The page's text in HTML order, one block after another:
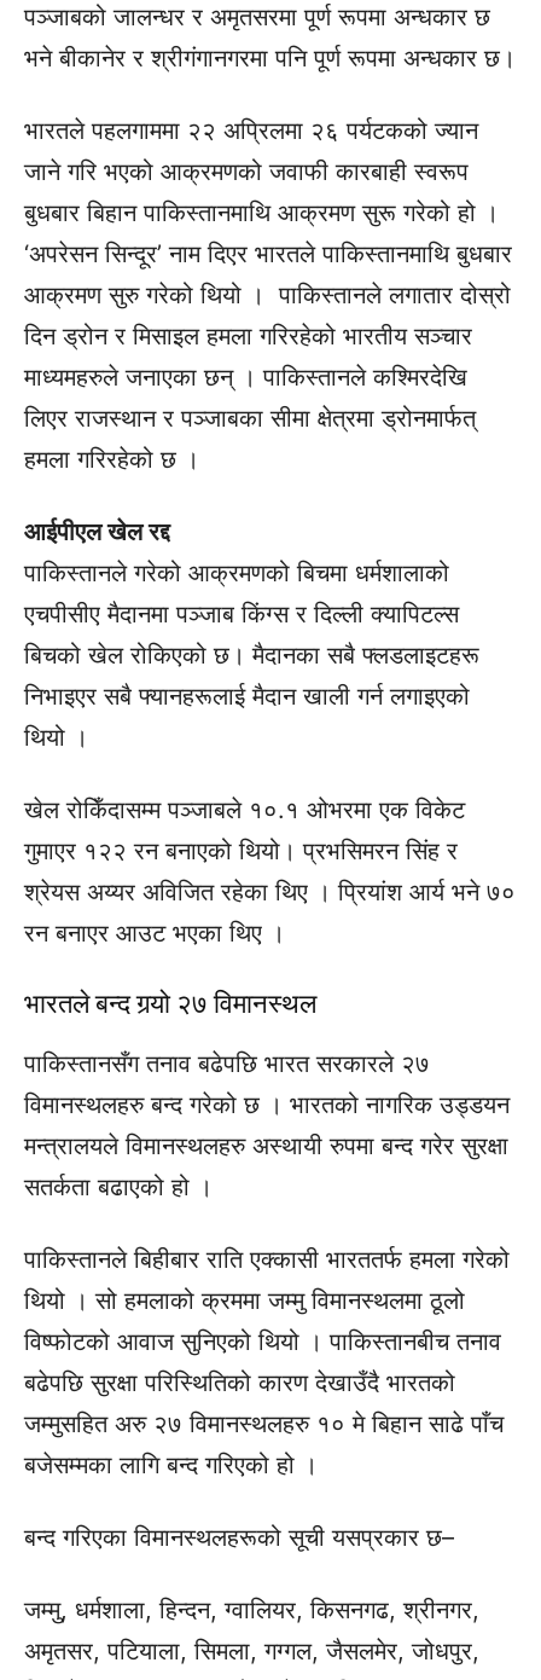
पञ्जाबको जालन्धर र अमृतसरमा पूर्ण रूपमा अन्धकार छ
भने बीकानेर र श्रीगंगानगरमा पनि पूर्ण रूपमा अन्धकार छ।
भारतले पहलगाममा २२ अप्रिलमा २६ पर्यटकको ज्यान
जाने गरि भएको आक्रमणको जवाफी कारबाही स्वरूप
बुधबार बिहान पाकिस्तानमाथि आक्रमण सुरू गरेको हो ।
‘अपरेसन सिन्दूर’ नाम दिएर भारतले पाकिस्तानमाथि बुधबार
आक्रमण सुरु गरेको थियो । पाकिस्तानले लगातार दोस्रो
दिन ड्रोन र मिसाइल हमला गरिरहेको भारतीय सञ्चार
माध्यमहरुले जनाएका छन् । पाकिस्तानले कश्मिरदेखि
लिएर राजस्थान र पञ्जाबका सीमा क्षेत्रमा ड्रोनमार्फत्
हमला गरिरहेको छ ।
आईपीएल खेल रद्द
पाकिस्तानले गरेको आक्रमणको बिचमा धर्मशालाको
एचपीसीए मैदानमा पञ्जाब किंग्स र दिल्ली क्यापिटल्स
बिचको खेल रोकिएको छ। मैदानका सबै फ्लडलाइटहरू
निभाइएर सबै फ्यानहरूलाई मैदान खाली गर्न लगाइएको
थियो ।
खेल रोकिँदासम्म पञ्जाबले १०.१ ओभरमा एक विकेट
गुमाएर १२२ रन बनाएको थियो। प्रभसिमरन सिंह र
श्रेयस अय्यर अविजित रहेका थिए । प्रियांश आर्य भने ७०
रन बनाएर आउट भएका थिए ।
भारतले बन्द गर्‍यो २७ विमानस्थल
पाकिस्तानसँग तनाव बढेपछि भारत सरकारले २७
विमानस्थलहरु बन्द गरेको छ । भारतको नागरिक उड्डयन
मन्त्रालयले विमानस्थलहरु अस्थायी रुपमा बन्द गरेर सुरक्षा
सतर्कता बढाएको हो ।
पाकिस्तानले बिहीबार राति एक्कासी भारततर्फ हमला गरेको
थियो । सो हमलाको क्रममा जम्मु विमानस्थलमा ठूलो
विष्फोटको आवाज सुनिएको थियो । पाकिस्तानबीच तनाव
बढेपछि सुरक्षा परिस्थितिको कारण देखाउँदै भारतको
जम्मुसहित अरु २७ विमानस्थलहरु १० मे बिहान साढे पाँच
बजेसम्मका लागि बन्द गरिएको हो ।
बन्द गरिएका विमानस्थलहरूको सूची यसप्रकार छ–
जम्मु, धर्मशाला, हिन्दन, ग्वालियर, किसनगढ, श्रीनगर,
अमृतसर, पटियाला, सिमला, गग्गल, जैसलमेर, जोधपुर,